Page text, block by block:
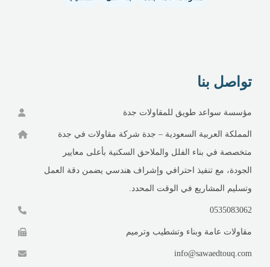
تواصل بنا
مؤسسة سواعد طويق للمقاولات جدة
المملكة العربية السعودية – جدة شركة مقاولات في جدة
متخصصة في بناء الفلل والملاحق السكنية بأعلى معايير
الجودة، مع تنفيذ احترافي وإشراف هندسي يضمن دقة العمل
وتسليم المشاريع في الوقت المحدد.
0535083062
مقاولات عامة وبناء وتشطيب وترميم
info@sawaedtouq.com